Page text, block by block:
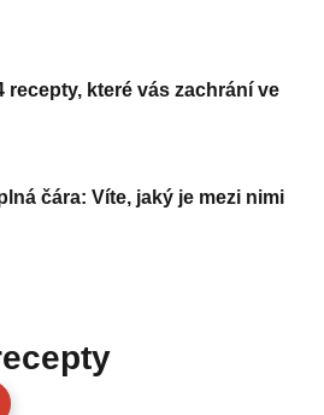
recepty, které vás zachrání ve
čára: Víte, jaký je mezi nimi